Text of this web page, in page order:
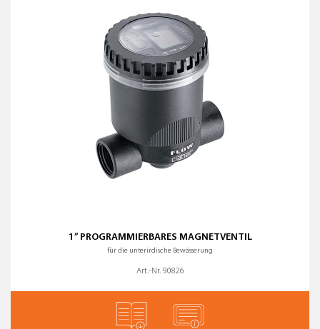
1” PROGRAMMIERBARES MAGNETVENTIL
für die unterirdische Bewässerung
Art.-Nr. 90826